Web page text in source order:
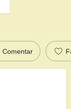
Comentar